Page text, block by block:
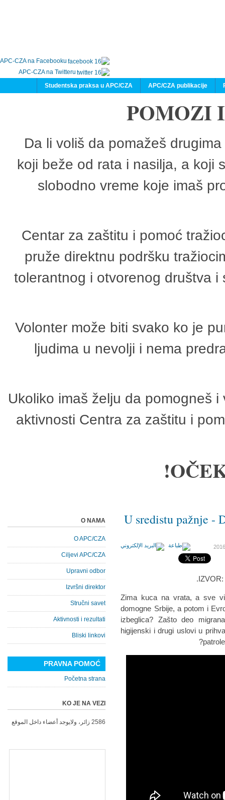
APC-CZA na Facebooku
APC-CZA na Twitteru
APC/CZA publikacije
Studentska praksa u APC/CZA
POMOZI
Da li voliš da pomažeš
koji beže od rata i nasilja, a koji
slobodno vreme koje imaš
Centar za zaštitu i pomoć
pruže direktnu podršku
tolerantnog i otvorenog društva
Volonter može biti svako ko je
ljudima u nevolji i nema
Ukoliko imaš želju da pomogneš
aktivnosti Centra za zaštitu i
U sredistu pažnje -
IZVOR:
Zima kuca na vrata, a sve
domogne Srbije, a potom i
izbeglica? Zašto deo
higijenski i drugi uslovi u
O NAMA
O APC/CZA
Ciljevi APC/CZA
Upravni odbor
Izvršni direktor
Stručni savet
Aktivnosti i rezultati
Bliski linkovi
PRAVNA POMOĆ
Početna strana
KO JE NA VEZI
2586 زائر، ولايوجد أعضاء داخل الموقع